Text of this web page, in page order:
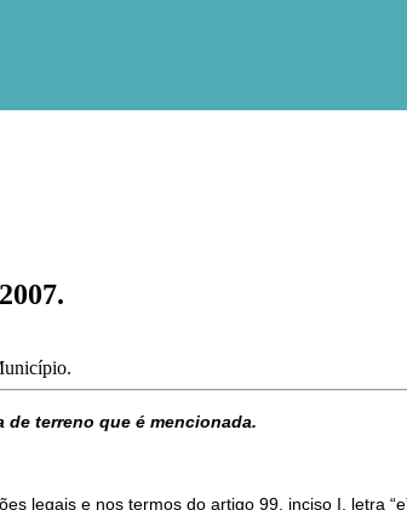
de terreno que é mencionada.
legais e nos termos do artigo 99, inciso I, letra